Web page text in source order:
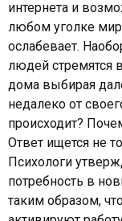
интернета и
любом уголке
ослабевает.
людей стремятся
дома выбирая
недалеко от
происходит?
Ответ ищется не
Психологи
потребность в
таким образом,